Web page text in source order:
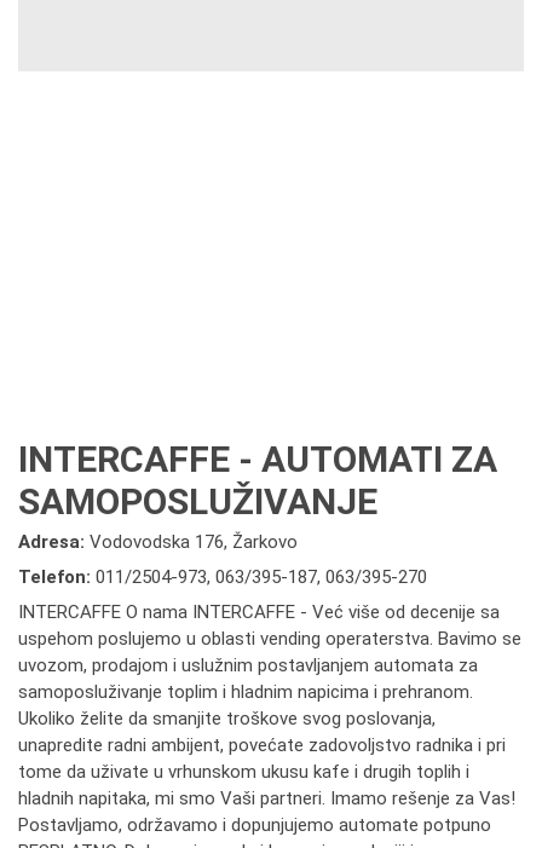
INTERCAFFE - AUTOMATI ZA
SAMOPOSLUŽIVANJE
Adresa: Vodovodska 176, Žarkovo
Telefon: 011/2504-973, 063/395-187, 063/395-270
INTERCAFFE O nama INTERCAFFE - Već više od decenije sa
uspehom poslujemo u oblasti vending operaterstva. Bavimo se
uvozom, prodajom i uslužnim postavljanjem automata za
samoposluživanje toplim i hladnim napicima i prehranom.
Ukoliko želite da smanjite troškove svog poslovanja,
unapredite radni ambijent, povećate zadovoljstvo radnika i pri
tome da uživate u vrhunskom ukusu kafe i drugih toplih i
hladnih napitaka, mi smo Vaši partneri. Imamo rešenje za Vas!
Postavljamo, održavamo i dopunjujemo automate potpuno